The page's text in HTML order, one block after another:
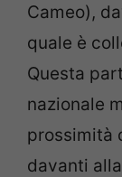
Cameo),
quale è
Questa
nazionale
prossimità
davanti